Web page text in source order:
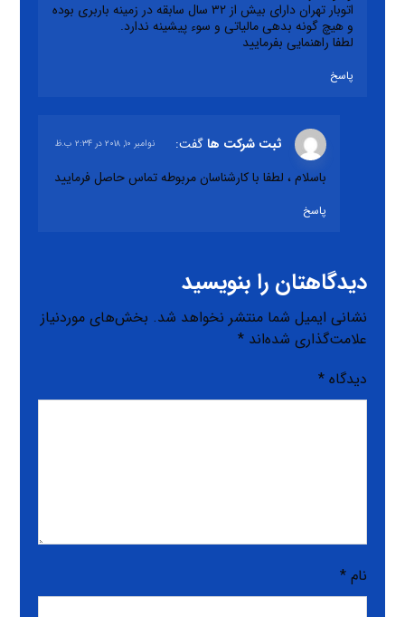
اتوبار تهران دارای بیش از ۳۲ سال سابقه در زمینه باربری بوده
و هیچ گونه بدهی مالیاتی و سوء پیشینه ندارد.
لطفا راهنمایی بفرمایید
پاسخ
ثبت شرکت ها گفت: نوامبر ۱۰, ۲۰۱۸ در ۲:۳۴ ب.ظ
باسلام ، لطفا با کارشناسان مربوطه تماس حاصل فرمایید
پاسخ
دیدگاهتان را بنویسید
نشانی ایمیل شما منتشر نخواهد شد. بخش‌های موردنیاز
علامت‌گذاری شده‌اند*
دیدگاه*
نام*